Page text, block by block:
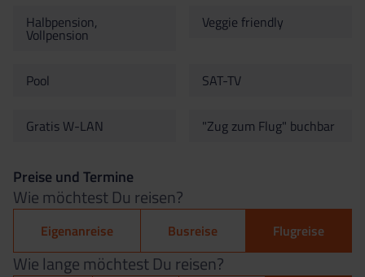
Halbpension,
Vollpension
Veggie friendly
Pool SAT-TV
Gratis W-LAN "Zug zum Flug" buchbar
Preise und Termine
Wie möchtest Du reisen?
Eigenanreise Busreise Flugreise
Wie lange möchtest Du reisen?